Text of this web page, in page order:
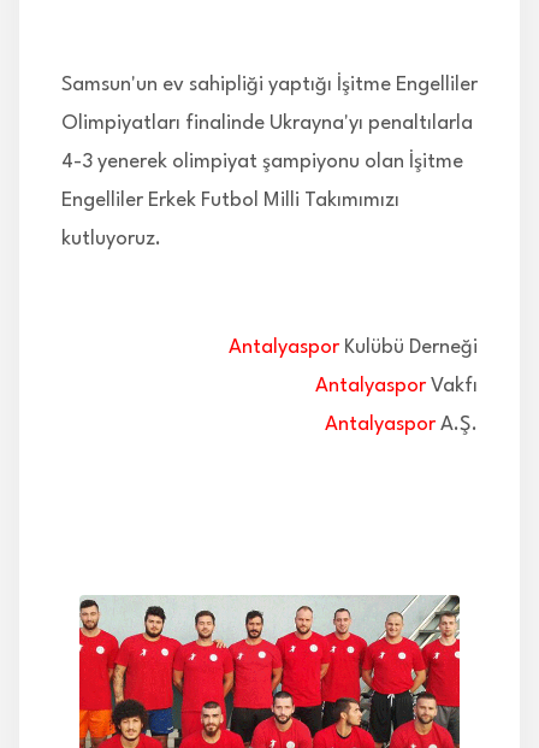
Samsun'un ev sahipliği yaptığı İşitme Engelliler
Olimpiyatları finalinde Ukrayna'yı penaltılarla
4-3 yenerek olimpiyat şampiyonu olan İşitme
Engelliler Erkek Futbol Milli Takımımızı
kutluyoruz.
Antalyaspor Kulübü Derneği
Antalyaspor Vakfı
Antalyaspor A.Ş.